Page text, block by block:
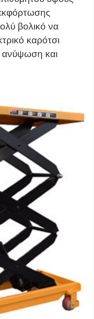
βολικό να
καρότσι
ανύψωση και